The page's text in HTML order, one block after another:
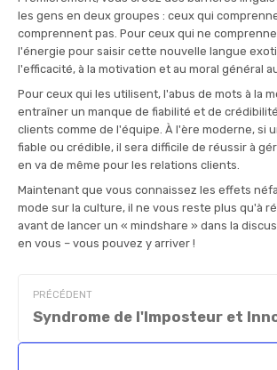
les gens en deux groupes : ceux qui
comprennent pas. Pour ceux qui ne
l'énergie pour saisir cette nouvelle langue
l'efficacité, à la motivation et au moral général
Pour ceux qui les utilisent, l'abus de mots à la
entraîner un manque de fiabilité et de
clients comme de l'équipe. À l'ère moderne, si
fiable ou crédible, il sera difficile de réussir à
en va de même pour les relations clients.
Maintenant que vous connaissez les effets
mode sur la culture, il ne vous reste plus qu'à
avant de lancer un « mindshare » dans la
en vous – vous pouvez y arriver !
PRÉCÉDENT
Syndrome de l'Imposteur et